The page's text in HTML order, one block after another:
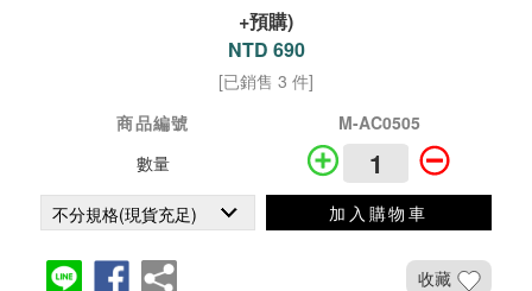
+預購)
NTD 690
[已銷售 3 件]
商品編號
M-AC0505
數量
加入購物車
收藏